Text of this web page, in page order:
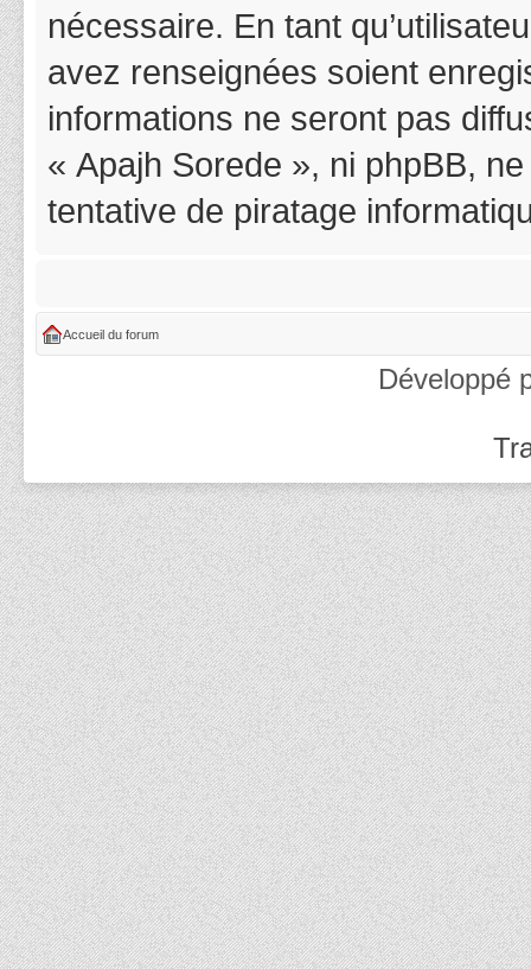
nécessaire. En tant
avez renseignées soient
informations ne seront pas
« Apajh Sorede », ni phpBB,
tentative de piratage
Accueil du forum
Développé